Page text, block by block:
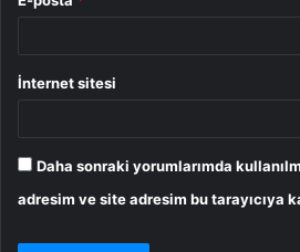
İnternet sitesi
Daha sonraki yorumlarımda
adresim ve site adresim bu tarayıcıya